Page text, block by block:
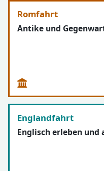
Romfahrt
Antike und
Englandfahrt
Englisch erleben und